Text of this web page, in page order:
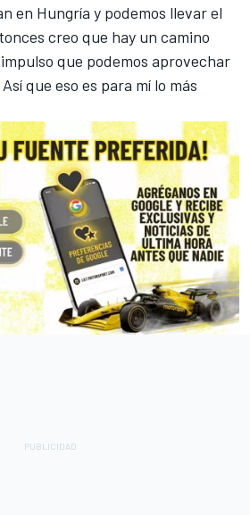
en Hungría y podemos llevar el
creo que hay un camino
que podemos aprovechar
que eso es para mí lo más